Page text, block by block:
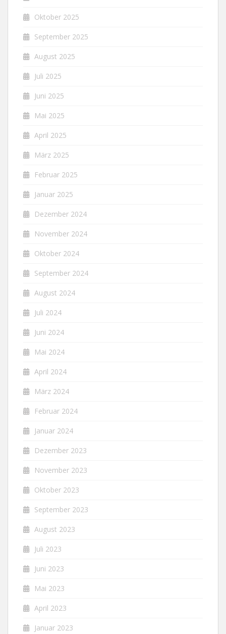
Oktober 2025
September 2025
August 2025
Juli 2025
Juni 2025
Mai 2025
April 2025
März 2025
Februar 2025
Januar 2025
Dezember 2024
November 2024
Oktober 2024
September 2024
August 2024
Juli 2024
Juni 2024
Mai 2024
April 2024
März 2024
Februar 2024
Januar 2024
Dezember 2023
November 2023
Oktober 2023
September 2023
August 2023
Juli 2023
Juni 2023
Mai 2023
April 2023
Januar 2023